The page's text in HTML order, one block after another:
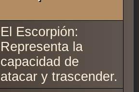
El Escorpión:
Representa la
capacidad de
atacar y trascender.